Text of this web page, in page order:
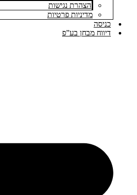
הצהרת נגישות
מדיניות פרטיות
כניסה
דיווח מבחן בע”פ